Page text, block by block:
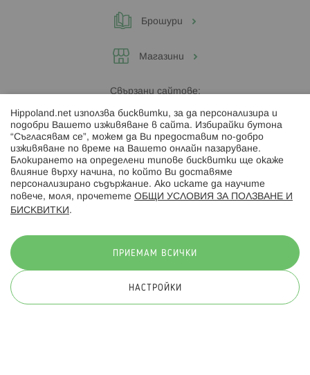
Брошури
Магазини
Свързани сайтове:
Hippoland.ro
Последвайте ни:
© 2026 Hippoland.net. Всички права запазени
Hippoland.net използва бисквитки, за да персонализира и
подобри Вашето изживяване в сайта. Избирайки бутона
“Съгласявам се”, можем да Ви предоставим по-добро
изживяване по време на Вашето онлайн пазаруване.
Блокирането на определени типове бисквитки ще окаже
влияние върху начина, по който Ви доставяме
персонализирано съдържание. Ако искате да научите
повече, моля, прочетете ОБЩИ УСЛОВИЯ ЗА ПОЛЗВАНЕ И
БИСКВИТКИ .
ПРИЕМАМ ВСИЧКИ
НАСТРОЙКИ